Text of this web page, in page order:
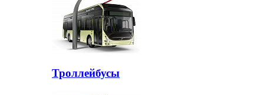
Троллейбусы